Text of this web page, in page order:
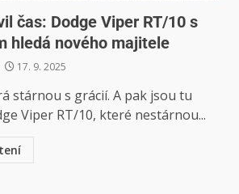
čas: Dodge Viper RT/10 s
hledá nového majitele
17. 9. 2025
stárnou s grácií. A pak jsou tu
Viper RT/10, které nestárnou...